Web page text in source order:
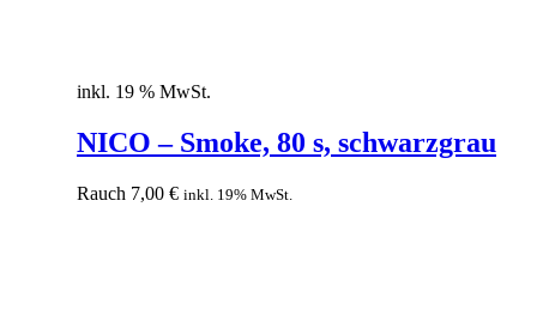
inkl. 19 % MwSt.
NICO – Smoke, 80 s, schwarzgrau
Rauch 7,00 € inkl. 19% MwSt.